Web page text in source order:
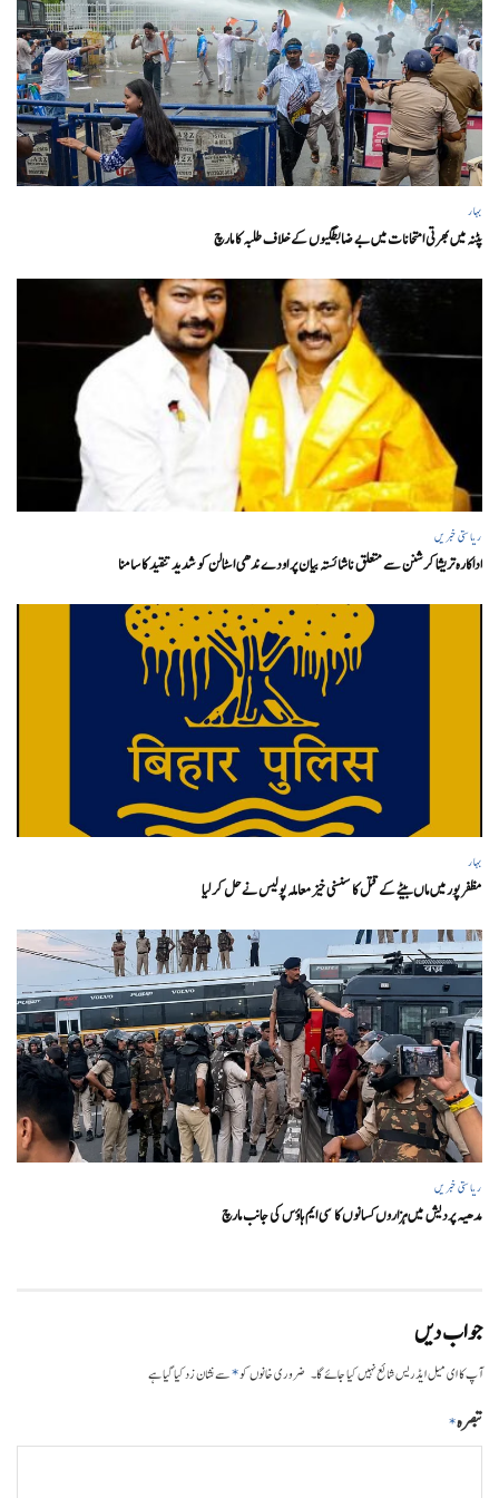
بہار
پٹنہ میں بھرتی امتحانات میں بے ضابطگیوں کے خلاف طلبہ کا مارچ
ریاستی خبریں
اداکارہ تریشا کرشنن سے متعلق ناشائستہ بیان پر اودے ندھی اسٹالن کو شدید تنقید کا سامنا
بہار
مظفر پور میں ماں بیٹے کے قتل کا سنسنی خیز معاملہ پولیس نے حل کر لیا
ریاستی خبریں
مدھیہ پردیش میں ہزاروں کسانوں کا سی ایم ہاؤس کی جانب مارچ
جواب دیں
آپ کا ای میل ایڈریس شائع نہیں کیا جائے گا۔ ضروری خانوں کو*سے نشان زد کیا گیا ہے
تبصرہ*